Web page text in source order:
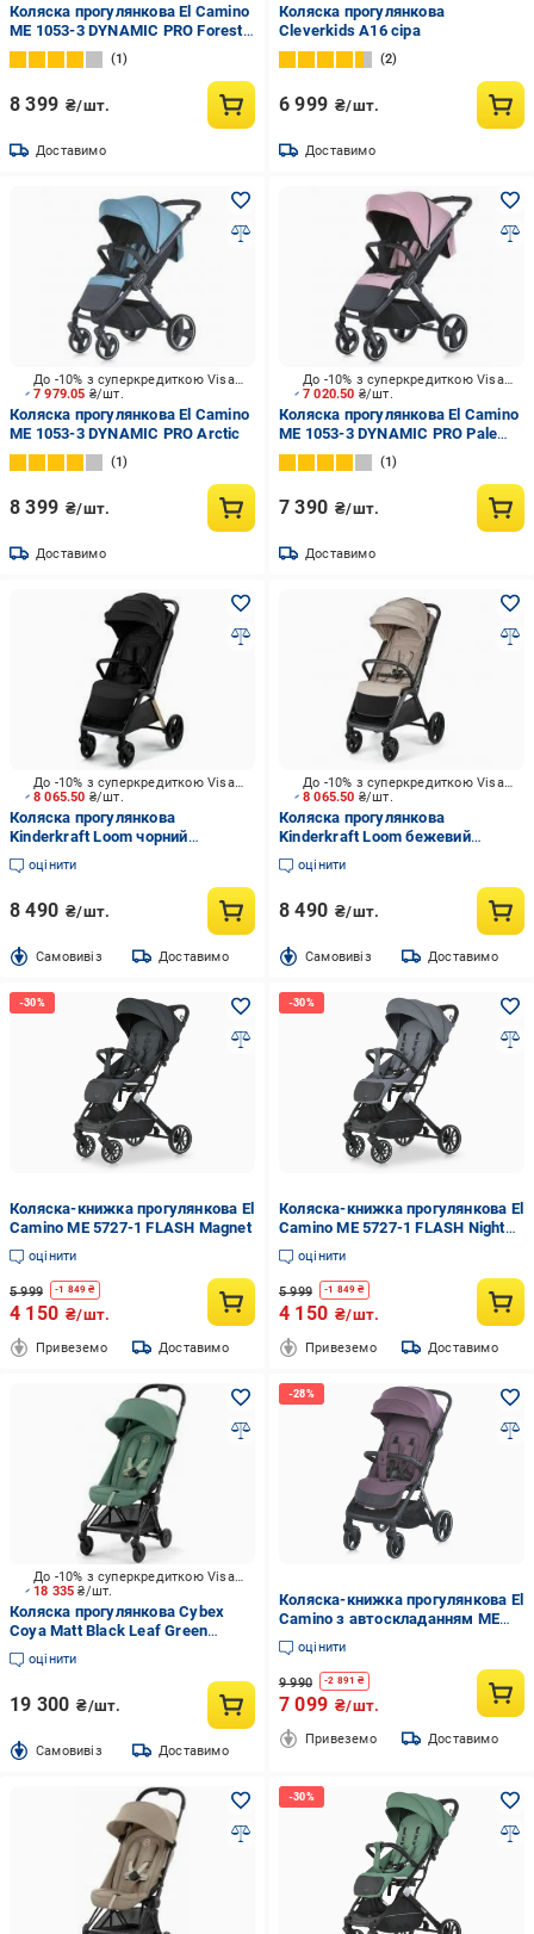
Коляска прогулянкова El Camino
ME 1053-3 DYNAMIC PRO Forest
Green
1
8 399 ₴/шт.
Доставимо
Коляска прогулянкова
Cleverkids A16 сіра
2
6 999 ₴/шт.
Доставимо
7 979.05 ₴/шт.
До -10% з суперкредиткою Visa Вигода
Коляска прогулянкова El Camino
ME 1053-3 DYNAMIC PRO Arctic
1
8 399 ₴/шт.
Доставимо
7 020.50 ₴/шт.
До -10% з суперкредиткою Visa Вигода
Коляска прогулянкова El Camino
ME 1053-3 DYNAMIC PRO Pale
Pink
1
7 390 ₴/шт.
Доставимо
8 065.50 ₴/шт.
До -10% з суперкредиткою Visa Вигода
Коляска прогулянкова
Kinderkraft Loom чорний
KSLOOM00BLK0000
оцінити
8 490 ₴/шт.
Cамовивіз Доставимо
8 065.50 ₴/шт.
До -10% з суперкредиткою Visa Вигода
Коляска прогулянкова
Kinderkraft Loom бежевий
KSLOOM00BEG0000
оцінити
8 490 ₴/шт.
Cамовивіз Доставимо
Коляска-книжка прогулянкова El
Camino ME 5727-1 FLASH Magnet
оцінити
5 999 -1 849 ₴
4 150 ₴/шт.
Привеземо Доставимо
Коляска-книжка прогулянкова El
Camino ME 5727-1 FLASH Night
Owl
оцінити
5 999 -1 849 ₴
4 150 ₴/шт.
Привеземо Доставимо
18 335₴/шт.
До -10% з суперкредиткою Visa Вигода
Коляска прогулянкова Cybex
Coya Matt Black Leaf Green
(522004355)
оцінити
19 300 ₴/шт.
Cамовивіз Доставимо
Коляска-книжка прогулянкова El
Camino з автоскладанням ME
1127-B BEYA Vintage Plum
оцінити
9 990 -2 891 ₴
7 099 ₴/шт.
Привеземо Доставимо